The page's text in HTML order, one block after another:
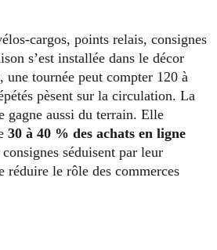
cargos, points relais, consignes
s’est installée dans le décor
une tournée peut compter 120 à
pèsent sur la circulation. La
gagne aussi du terrain. Elle
30 à 40 % des achats en ligne
séduisent par leur
réduire le rôle des commerces